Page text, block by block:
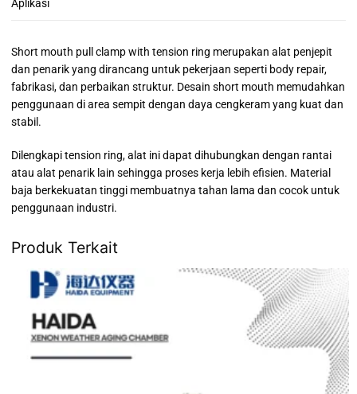
Aplikasi
Short mouth pull clamp with tension ring merupakan alat penjepit
dan penarik yang dirancang untuk pekerjaan seperti body repair,
fabrikasi, dan perbaikan struktur. Desain short mouth memudahkan
penggunaan di area sempit dengan daya cengkeram yang kuat dan
stabil.
Dilengkapi tension ring, alat ini dapat dihubungkan dengan rantai
atau alat penarik lain sehingga proses kerja lebih efisien. Material
baja berkekuatan tinggi membuatnya tahan lama dan cocok untuk
penggunaan industri.
Produk Terkait